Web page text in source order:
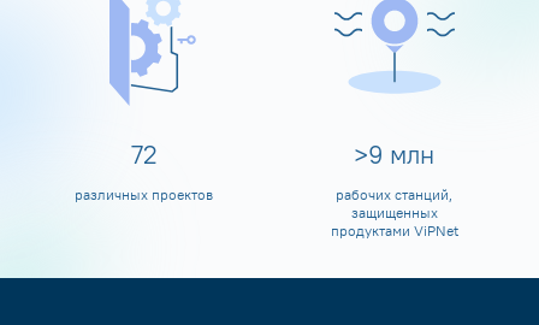
80
различных проектов
>10 млн
рабочих станций,
защищенных
продуктами ViPNet